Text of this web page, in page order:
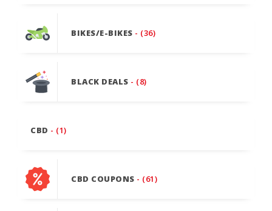
BIKES/E-BIKES - (36)
BLACK DEALS - (8)
CBD - (1)
CBD COUPONS - (61)